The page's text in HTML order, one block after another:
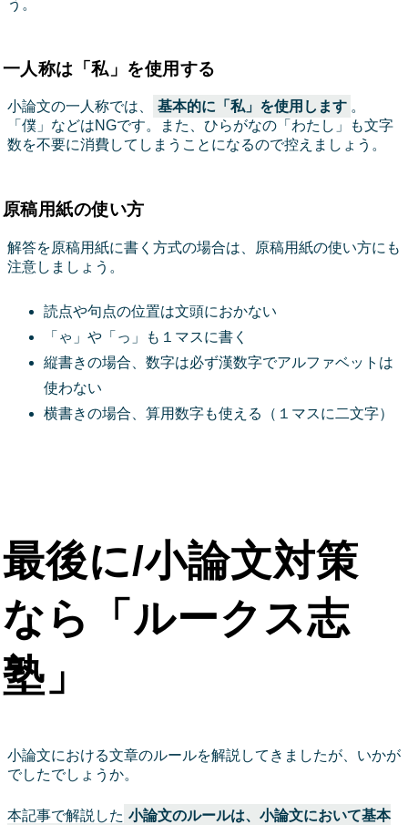
う。
一人称は「私」を使用する
小論文の一人称では、 基本的に「私」を使用します 。
「僕」などはNGです。また、ひらがなの「わたし」も文字
数を不要に消費してしまうことになるので控えましょう。
原稿用紙の使い方
解答を原稿用紙に書く方式の場合は、原稿用紙の使い方にも
注意しましょう。
読点や句点の位置は文頭におかない
「ゃ」や「っ」も１マスに書く
縦書きの場合、数字は必ず漢数字でアルファベットは
使わない
横書きの場合、算用数字も使える（１マスに二文字）
最後に/小論文対策
なら「ルークス志
塾」
小論文における文章のルールを解説してきましたが、いかが
でしたでしょうか。
本記事で解説した 小論文のルールは、小論文において基本